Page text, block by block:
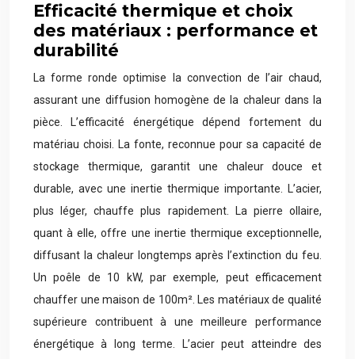
Efficacité thermique et choix
des matériaux : performance et
durabilité
La forme ronde optimise la convection de l’air chaud,
assurant une diffusion homogène de la chaleur dans la
pièce. L’efficacité énergétique dépend fortement du
matériau choisi. La fonte, reconnue pour sa capacité de
stockage thermique, garantit une chaleur douce et
durable, avec une inertie thermique importante. L’acier,
plus léger, chauffe plus rapidement. La pierre ollaire,
quant à elle, offre une inertie thermique exceptionnelle,
diffusant la chaleur longtemps après l’extinction du feu.
Un poêle de 10 kW, par exemple, peut efficacement
chauffer une maison de 100m². Les matériaux de qualité
supérieure contribuent à une meilleure performance
énergétique à long terme. L’acier peut atteindre des